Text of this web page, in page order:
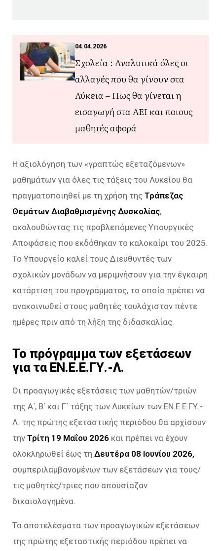
04.04.2026
Σχολεία : Αναλυτικά όλες οι
αλλαγές που θα γίνουν στα
Λύκεια – Πως θα γίνεται η
εισαγωγή στα ΑΕΙ και ποιους
μαθητές αφορά
Η αξιολόγηση των «γραπτώς εξεταζόμενων»
μαθημάτων για όλες τις τάξεις του Λυκείου θα
πραγματοποιηθεί με τη χρήση της Τράπεζας
Θεμάτων Διαβαθμισμένης Δυσκολίας,
ακολουθώντας τις προβλεπόμενες Υπουργικές
Αποφάσεις που εκδόθηκαν το καλοκαίρι του 2025.
Το Υπουργείο καλεί τους Διευθυντές των
σχολικών μονάδων να μεριμνήσουν για την έγκαιρη
κατάρτιση του προγράμματος, το οποίο πρέπει να
ανακοινωθεί στους μαθητές τουλάχιστον πέντε
ημέρες πριν από τη λήξη της διδασκαλίας.
Το πρόγραμμα των εξετάσεων
για τα ΕΝ.Ε.Ε.ΓΥ.-Λ.
Οι προαγωγικές εξετάσεις των μαθητών/τριών
της Α΄, Β΄ και Γ΄ τάξης των Λυκείων των ΕΝ.Ε.Ε.ΓΥ.-
Λ. της πρώτης εξεταστικής περιόδου θα αρχίσουν
την Τρίτη 19 Μαΐου 2026 και πρέπει να έχουν
ολοκληρωθεί έως τη Δευτέρα 08 Ιουνίου 2026,
συμπεριλαμβανομένων των εξετάσεων για τους/
τις μαθητές/τριες που απουσίαζαν
δικαιολογημένα.
Τα αποτελέσματα των προαγωγικών εξετάσεων
της πρώτης εξεταστικής περιόδου πρέπει να